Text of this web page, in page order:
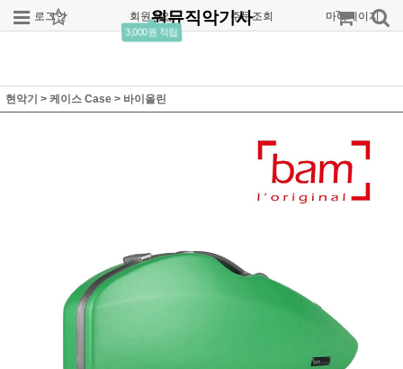
로그인 회원가입
3,000원 적립
주문조회 마이페이지
원뮤직악기사
현악기 > 케이스 Case > 바이올린